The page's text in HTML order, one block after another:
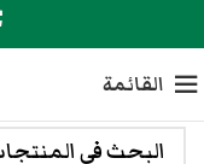
القائمة